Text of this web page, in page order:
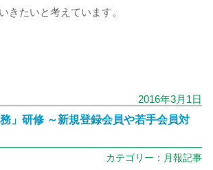
きたいと考えています。
2016年3月1日
務」研修 ～新規登録会員や若手会員対
カテゴリー： 月報記事